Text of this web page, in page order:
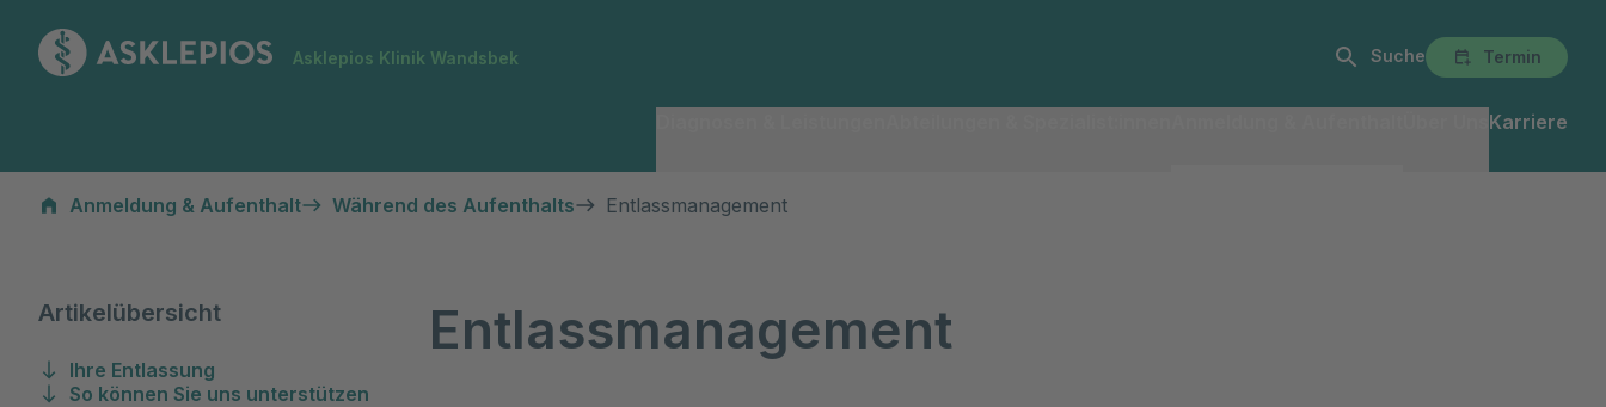
Asklepios Klinik Wandsbek Suche Termin
Karriere
Anmeldung & Aufenthalt
Während des Aufenthalts Entlassmanagement
Entlassmanagement
Artikelübersicht
Ihre Entlassung
So können Sie uns unterstützen